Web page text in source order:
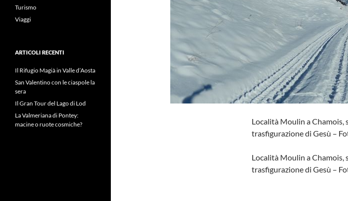
Località Moulin a Chamois,
trasfigurazione di Gesù –
Località Moulin a Chamois,
trasfigurazione di Gesù –
Turismo
Viaggi
ARTICOLI RECENTI
Il Rifugio Magià in Valle d’Aosta
San Valentino con le ciaspole la
sera
Il Gran Tour del Lago di Lod
La Valmeriana di Pontey:
macine o ruote cosmiche?